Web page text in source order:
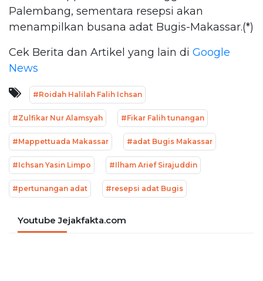
Palembang, sementara resepsi akan
menampilkan busana adat Bugis-Makassar.(*)
Cek Berita dan Artikel yang lain di Google
News
#Roidah Halilah Falih Ichsan
#Zulfikar Nur Alamsyah #Fikar Falih tunangan
#Mappettuada Makassar #adat Bugis Makassar
#Ichsan Yasin Limpo #Ilham Arief Sirajuddin
#pertunangan adat #resepsi adat Bugis
Youtube Jejakfakta.com